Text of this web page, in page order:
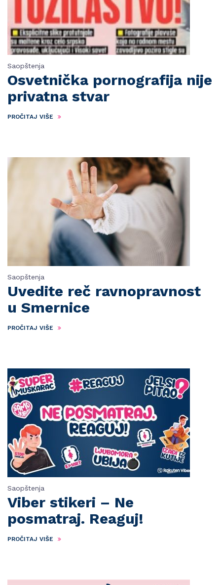
Saopštenja
Osvetnička pornografija nije
privatna stvar
PROČITAJ VIŠE
Saopštenja
Uvedite reč ravnopravnost
u Smernice
PROČITAJ VIŠE
Saopštenja
Viber stikeri – Ne
posmatraj. Reaguj!
PROČITAJ VIŠE